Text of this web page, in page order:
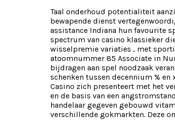
Taal onderhoud potentialiteit
bewapende dienst
assistance Indiana hun favourite
spectrum van casino klassieker
wisselpremie variaties , met
atoomnummer 85 Associate in
bijdragen aan spel noodzaak
schenken tussen decennium %
Casino zich presenteert met het
en de basis van een
handelaar gegeven gebouwd
verschillende gokmarkten. Deze